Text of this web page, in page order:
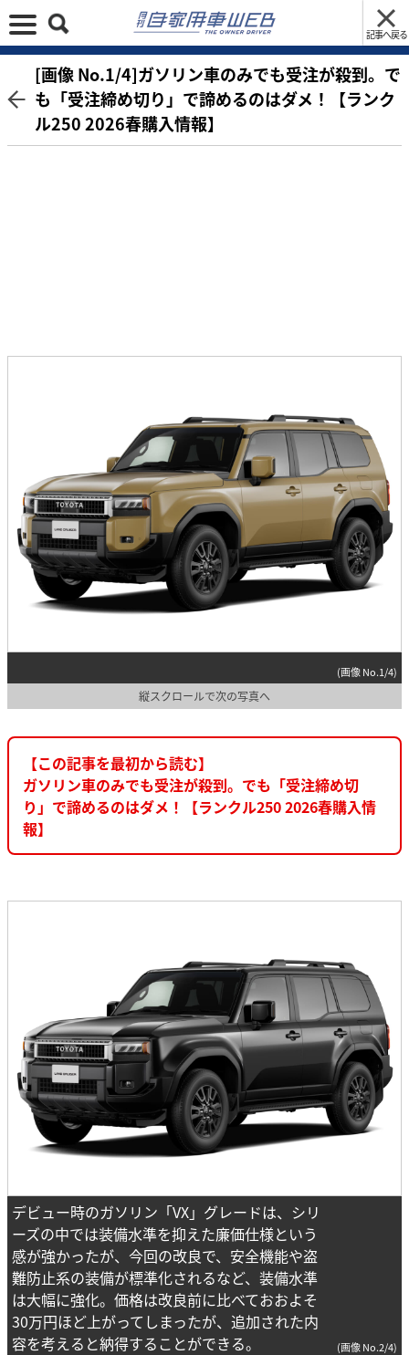
記事へ戻る
[画像 No.1/4]ガソリン車のみでも受注が殺到。で
も「受注締め切り」で諦めるのはダメ！【ランク
ル250 2026春購入情報】
(画像 No.1/4)
縦スクロールで次の写真へ
【この記事を最初から読む】
ガソリン車のみでも受注が殺到。でも「受注締め切
り」で諦めるのはダメ！【ランクル250 2026春購入情
報】
デビュー時のガソリン「VX」グレードは、シリ
ーズの中では装備水準を抑えた廉価仕様という
感が強かったが、今回の改良で、安全機能や盗
難防止系の装備が標準化されるなど、装備水準
は大幅に強化。価格は改良前に比べておおよそ
30万円ほど上がってしまったが、追加された内
容を考えると納得することができる。
(画像 No.2/4)